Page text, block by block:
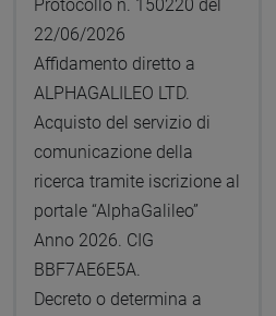
Protocollo n. 150220 del
22/06/2026
Affidamento diretto a
ALPHAGALILEO LTD.
Acquisto del servizio di
comunicazione della
ricerca tramite iscrizione al
portale “AlphaGalileo”
Anno 2026. CIG
BBF7AE6E5A.
Decreto o determina a